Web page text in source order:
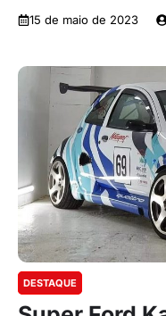
15 de maio de 2023
DESTAQUE